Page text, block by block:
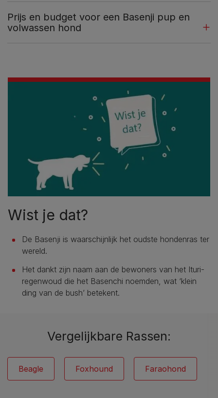
Prijs en budget voor een Basenji pup en
volwassen hond
Wist je dat?
De Basenji is waarschijnlijk het oudste hondenras ter
wereld.
Het dankt zijn naam aan de bewoners van het Ituri-
regenwoud die het Basenchi noemden, wat ‘klein
ding van de bush’ betekent.
Vergelijkbare Rassen:
Beagle Foxhound Faraohond